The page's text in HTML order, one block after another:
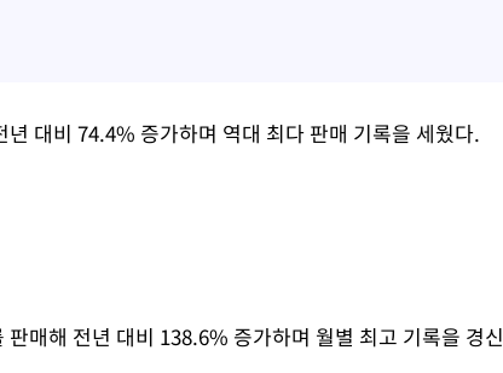
대비 74.4% 증가하며 역대 최다 판매 기록을 세웠다.
매해 전년 대비 138.6% 증가하며 월별 최고 기록을 경신